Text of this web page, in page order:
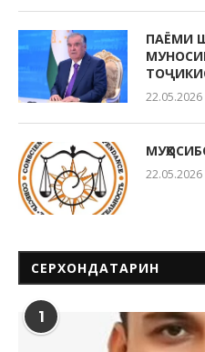
ПАЁМИ
22.05.2026
22.05.2026
СЕРХОНДАТАРИН
1